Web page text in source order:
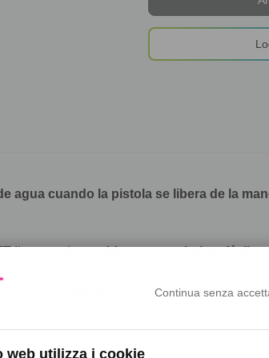
Continua senza
web utilizza i cookie
agua cuando la pistola se libera de la
Ikon puedecambiarse y sustituirse
de las gamas FITT Yoyo y FITT Ikon.